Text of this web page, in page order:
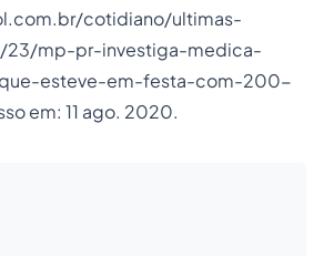
cotidiano/ultimas-
mp-pr-investiga-medica-
esteve-em-festa-com-200-
em: 11 ago. 2020.